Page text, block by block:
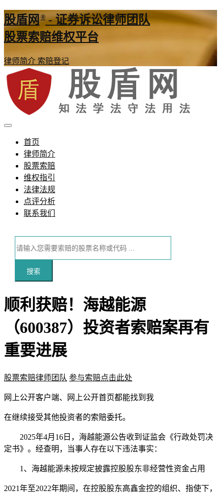
股盾网®- 证券诉讼律师团队
股票索赔维权平台
律师简介 索赔登记
股盾网
证券股票维权网
首页
律师简介
股票索赔
维权指引
法律法规
点评分析
联系我们
搜索
顺利获赔！海越能源
（600387）投资者索赔案再有
重要进展
股票索赔律师团队 参与索赔点击此处
网上公开客户端、 网上公开首页都能找到我
在继续接受其他投资者的索赔委托。
2025年4月16日，海越能源公告收到证监会《行政处罚决
定书》。经查明，当事人存在以下违法事实：
1、海越能源未按规定披露控股股东非经营性资金占用
2021年至2022年期间，在控股股东高鑫金控的组织、指使下，